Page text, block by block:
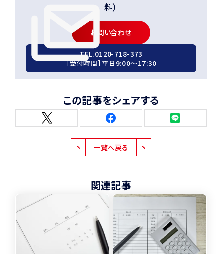
料）
お問い合わせ
TEL.0120-718-373
［受付時間］平日9:00〜17:30
この記事をシェアする
一覧へ戻る
関連記事